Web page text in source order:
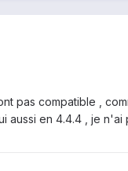
pas compatible ,
aussi en 4.4.4 , je